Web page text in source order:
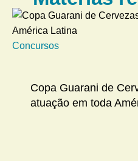
Concursos
Copa Guarani de
atuação em toda